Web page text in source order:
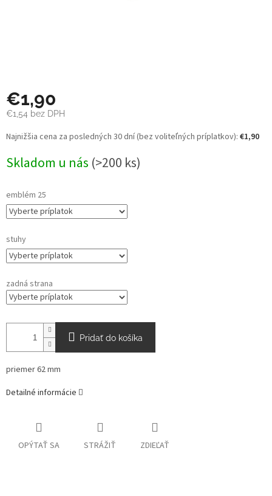
€1,90
€1,54 bez DPH
Jednotková
cena:
Najnižšia cena za posledných 30 dní (bez voliteľných príplatkov): €1,90
Skladom u nás (>200 ks)
emblém 25
stuhy
zadná strana
Pridať do košíka
priemer 62 mm
Detailné informácie
OPÝTAŤ SA STRÁŽIŤ ZDIEĽAŤ